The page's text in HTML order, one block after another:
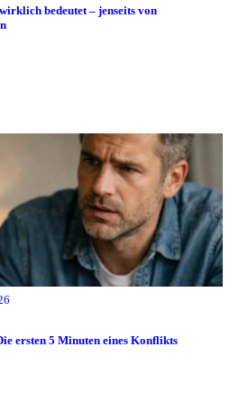
bedeutet – jenseits von
ersten 5 Minuten eines Konflikts